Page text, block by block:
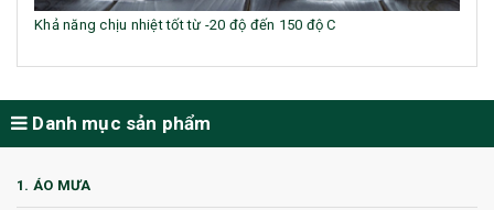
Khả năng chịu nhiệt tốt từ -20 độ đến 150 độ C
Danh mục sản phẩm
1. ÁO MƯA